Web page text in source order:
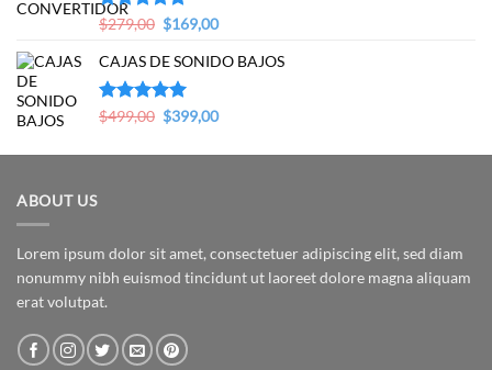
Valorado en
$279,00 Original
was:
$279,00.
$169,00Current
is:
CAJAS DE SONIDO BAJOS
Valorado en
$499,00 Original
was:
$399,00Current
is:
ABOUT US
Lorem ipsum dolor sit amet, consectetuer adipiscing elit, sed diam
nonummy nibh euismod tincidunt ut laoreet dolore magna aliquam
erat volutpat.